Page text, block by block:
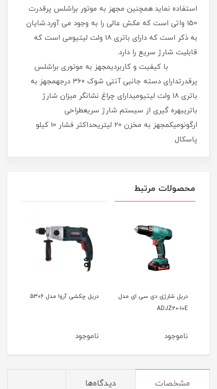
استفاده نماید.همچنین مجهز به موتور براشلس پرقدرت
150 واتی است که مکش عالی را به وجود می آورد.شایان
به ذکر است که دارای باتری 18 ولت لیتیومی است که
قابلیت شارژ سریع را دارد.
با کیفیت و کاربردیمجهز به موتوری براشلس
پرقدرتدارای دسته جانبی آنتی ‌شوک 360 درجهمجهز به
باتری 18 ولت لیتیومیدارای چراغ نشانگر میزان شارژ
باتریبهره گیری از سیستم شارژ سریعطراحی
ارگونومیکمجهز به مخزن 20 لیتریحداکثر فشار 10 کیلو
پاسکال
محصولات مرتبط
دریل شارژی دی سی ای مدل
ADJZ20-10E
ناموجود
دریل چکشی آروا مدل 5306
ناموجود
مشخصات دیدگاه‌ها